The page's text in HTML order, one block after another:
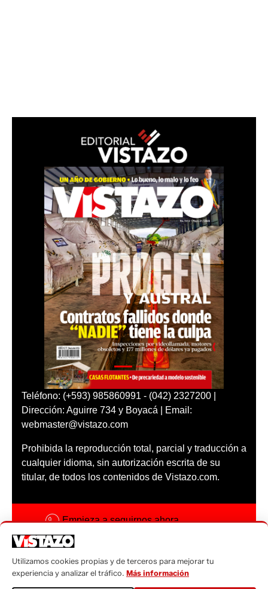
Teléfono: (+593) 985860991 - (042) 2327200 |
Dirección: Aguirre 734 y Boyacá | Email:
webmaster@vistazo.com
Prohibida la reproducción total, parcial y traducción a
cualquier idioma, sin autorización escrita de su
titular, de todos los contenidos de Vistazo.com.
Empieza a seguirnos ahora
Código ética
Sugerencias a:
Utilizamos cookies propias y de terceros para mejorar tu
experiencia y analizar el tráfico. Más información